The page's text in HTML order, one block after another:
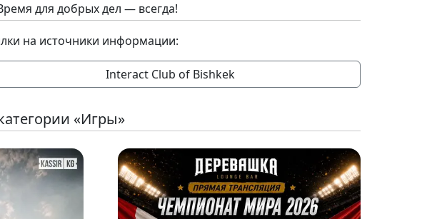
для добрых дел — всегда!
на источники информации:
Interact Club of Bishkek
«Игры»